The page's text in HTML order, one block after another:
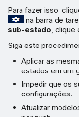
Para fazer isso,
na barra de
sub-estado, clique
Siga este
Aplicar as
estados em um
Impedir que os
configurações.
Atualizar